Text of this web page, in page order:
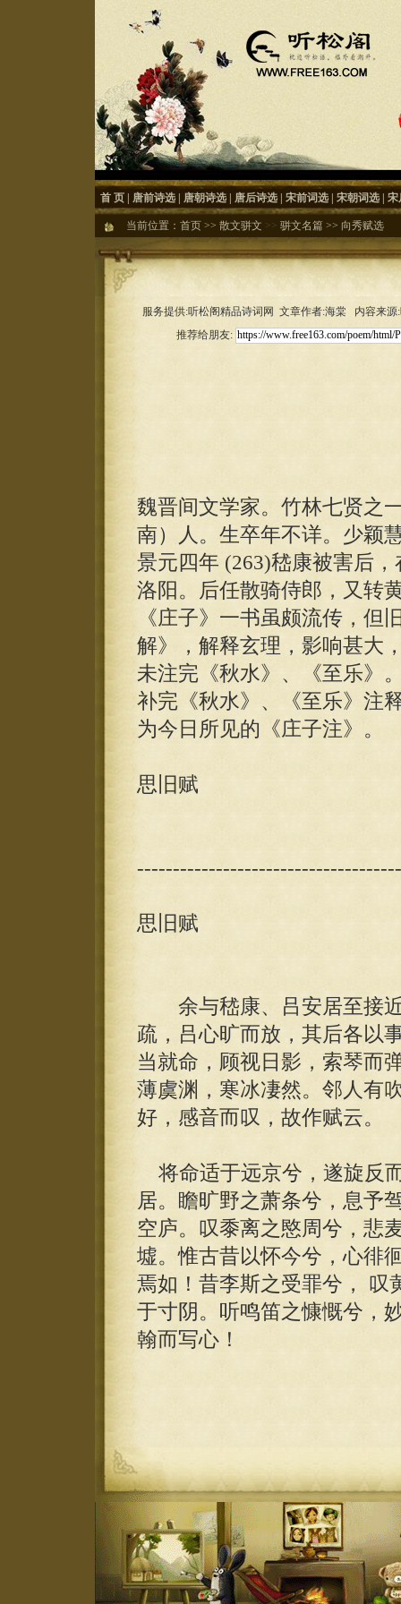
首 页 唐前诗选 唐朝诗选 唐后诗选 宋前词选 宋朝词选 宋
当前位置： 首页 >> 散文骈文 >> 骈文名篇 >> 向秀赋选
服务提供:听松阁精品诗词网 文章作者:海棠 内容来
推荐给朋友:
魏晋间文学家。竹林七贤之
南）人。生卒年不详。少颖
景元四年 (263)嵇康被害后
洛阳。后任散骑侍郎，又转
《庄子》一书虽颇流传，但
解》，解释玄理，影响甚大
未注完《秋水》、《至乐》
补完《秋水》、《至乐》注
为今日所见的《庄子注》。
思旧赋
思旧赋
余与嵇康、吕安居至接近
疏，吕心旷而放，其后各以
当就命，顾视日影，索琴而
薄虞渊，寒冰凄然。邻人有
好，感音而叹，故作赋云。
将命适于远京兮，遂旋反
居。瞻旷野之萧条兮，息予
空庐。叹黍离之愍周兮，悲
墟。惟古昔以怀今兮，心徘
焉如！昔李斯之受罪兮， 叹
于寸阴。听鸣笛之慷慨兮，
翰而写心！